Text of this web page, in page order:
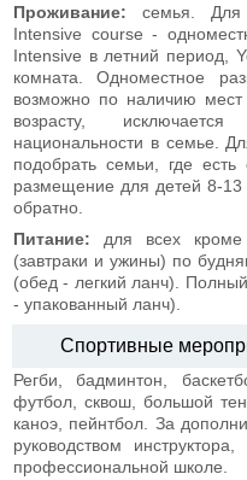
Проживание: семья. Для
Intensive course -
Intensive в летний период,
комната. Одноместное
возможно по наличию
возрасту,
национальности в семье.
подобрать семьи, где есть
размещение для детей 8-13
обратно.
Питание:
для всех
(завтраки и ужины) по
(обед - легкий ланч).
- упакованный ланч).
Спортивные
Регби, бадминтон,
футбол, сквош, большой
каноэ, пейнтбол. За
руководством
профессиональной школе.